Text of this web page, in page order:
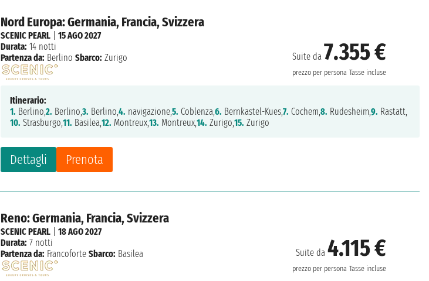
Nord Europa: Germania, Francia, Svizzera
Suite da 7.355 €
prezzo per persona Tasse incluse
Dettagli Prenota
SCENIC PEARL |15 AGO 2027
Durata: 14 notti
Partenza da: Berlino Sbarco: Zurigo
Itinerario:
1. Berlino,2. Berlino,3. Berlino,4. navigazione,5. Coblenza,6. Bernkastel-Kues,7. Cochem,8. Rudesheim,9. Rastatt,
10. Strasburgo,11. Basilea,12. Montreux,13. Montreux,14. Zurigo,15. Zurigo
Reno: Germania, Francia, Svizzera
Suite da4.115 €
prezzo per persona Tasse incluse
SCENIC PEARL |18 AGO 2027
Durata: 7 notti
Partenza da: Francoforte Sbarco: Basilea